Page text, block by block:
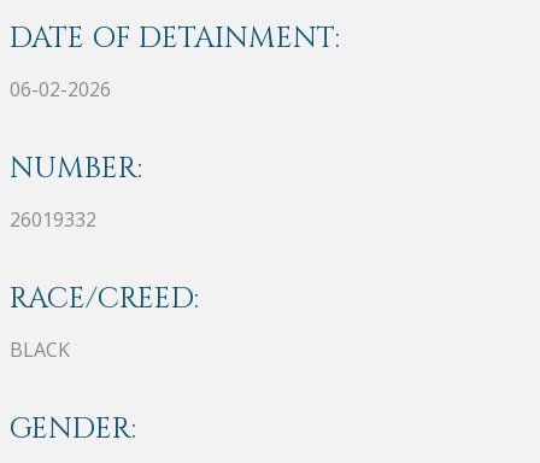
DATE OF DETAINMENT:
06-02-2026
NUMBER:
26019332
RACE/CREED:
BLACK
GENDER: